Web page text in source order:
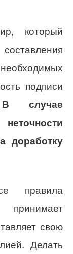
который
подписи
В случае
доработку
правила
свою
Делать